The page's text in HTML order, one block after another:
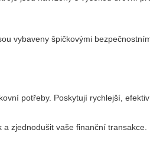
vybaveny špičkovými
potřeby. Poskytují rychlejší,
zjednodušit vaše finanční